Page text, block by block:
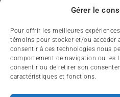
Gérer le
Pour offrir les meilleures
témoins pour stocker et/ou accéder
consentir à ces technologies nous
comportement de navigation ou les
consentir ou de retirer son
caractéristiques et fonctions.